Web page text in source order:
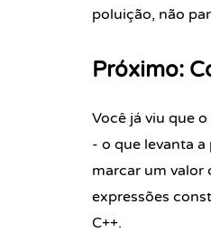
poluição, não
Próximo:
Você já viu que o
- o que levanta
marcar um valor
expressões
C++.